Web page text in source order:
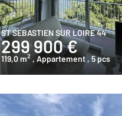
ST SEBASTIEN SUR LOIRE 44
299 900 €
119,0 m2 , Appartement , 5 pcs